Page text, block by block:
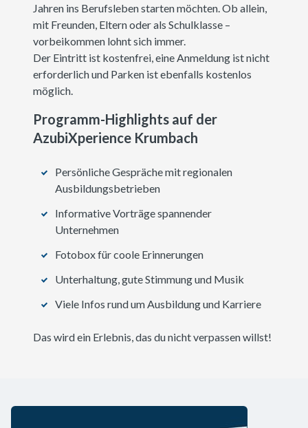
Jahren ins Berufsleben starten möchten. Ob allein,
mit Freunden, Eltern oder als Schulklasse –
vorbeikommen lohnt sich immer.
Der Eintritt ist kostenfrei, eine Anmeldung ist nicht
erforderlich und Parken ist ebenfalls kostenlos
möglich.
Programm-Highlights auf der
AzubiXperience Krumbach
Persönliche Gespräche mit regionalen
Ausbildungsbetrieben
Informative Vorträge spannender
Unternehmen
Fotobox für coole Erinnerungen
Unterhaltung, gute Stimmung und Musik
Viele Infos rund um Ausbildung und Karriere
Das wird ein Erlebnis, das du nicht verpassen willst!